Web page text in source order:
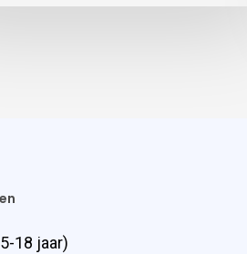
18 jaar)